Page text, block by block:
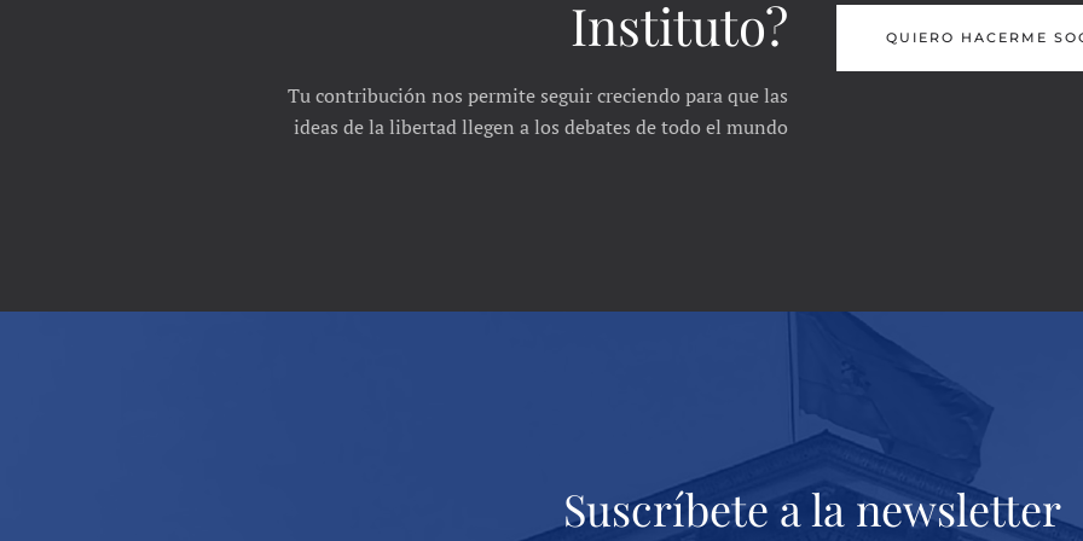
Instituto?
Tu contribución nos permite seguir creciendo para que las
ideas de la libertad llegen a los debates de todo el mundo
QUIERO HACERME
Suscríbete a la newsletter